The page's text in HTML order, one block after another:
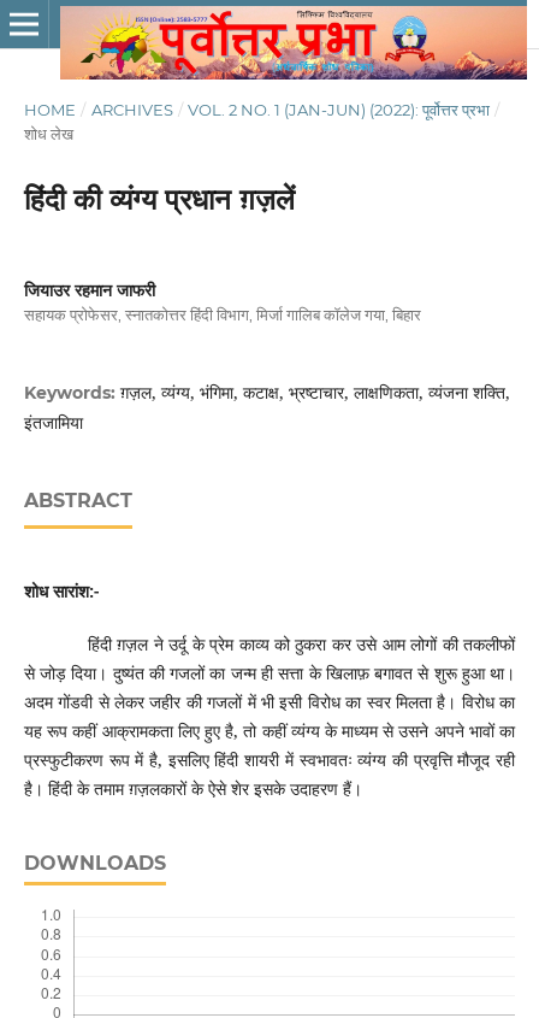
HOME / ARCHIVES / VOL. 2 NO. 1 (JAN-JUN) (2022): पूर्वोत्तर प्रभा /
शोध लेख
हिंदी की व्यंग्य प्रधान ग़ज़लें
जियाउर रहमान जाफरी
सहायक प्रोफेसर, स्नातकोत्तर हिंदी विभाग, मिर्जा गालिब कॉलेज गया, बिहार
Keywords: ग़ज़ल, व्यंग्य, भंगिमा, कटाक्ष, भ्रष्टाचार, लाक्षणिकता, व्यंजना शक्ति,
इंतजामिया
ABSTRACT
शोध सारांश:-
हिंदी ग़ज़ल ने उर्दू के प्रेम काव्य को ठुकरा कर उसे आम लोगों की तकलीफों
से जोड़ दिया। दुष्यंत की गजलों का जन्म ही सत्ता के खिलाफ़ बगावत से शुरू हुआ था।
अदम गोंडवी से लेकर जहीर की गजलों में भी इसी विरोध का स्वर मिलता है। विरोध का
यह रूप कहीं आक्रामकता लिए हुए है, तो कहीं व्यंग्य के माध्यम से उसने अपने भावों का
प्रस्फुटीकरण रूप में है, इसलिए हिंदी शायरी में स्वभावतः व्यंग्य की प्रवृत्ति मौजूद रही
है। हिंदी के तमाम ग़ज़लकारों के ऐसे शेर इसके उदाहरण हैं।
DOWNLOADS